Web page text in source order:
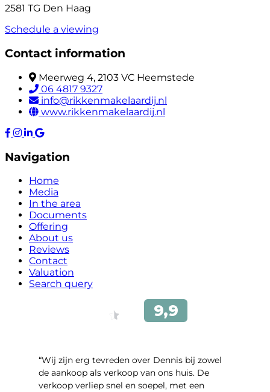
2581 TG Den Haag
Schedule a viewing
Contact information
Meerweg 4, 2103 VC Heemstede
06 4817 9327
info@rikkenmakelaardij.nl
www.rikkenmakelaardij.nl
Navigation
Home
Media
In the area
Documents
Offering
About us
Reviews
Contact
Valuation
Search query
“Wij zijn erg tevreden over Dennis bij zowel
de aankoop als verkoop van ons huis. De
verkoop verliep snel en soepel, met een